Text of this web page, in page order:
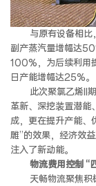
与原有设备相比
副产蒸汽量增幅达
100%，为后续利用
日产能增幅达25%。
此次聚氯乙烯II
革新、深挖装置潜能
成，更在提升产能、
雕”的效果，经济效
注入了新动能。
物流费用控制 “
天畅物流聚焦